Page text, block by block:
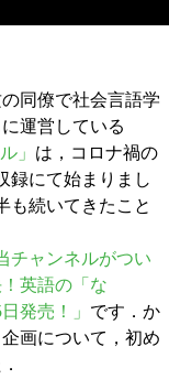
同僚で社会言語学
運営している
」 は，コロナ禍の
録にて始まりまし
も続いてきたこと
チャンネルがつい
英語の「な
発売！」 です．か
画について，初め